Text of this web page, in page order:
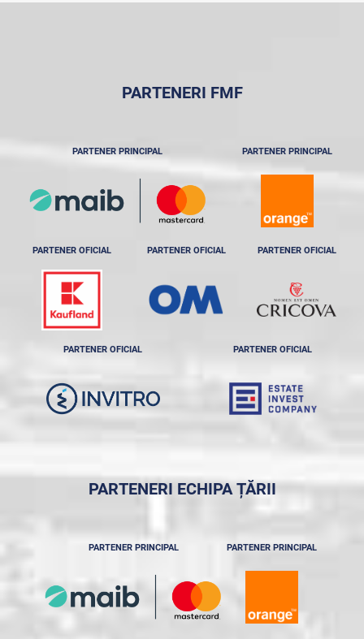
PARTENERI FMF
PARTENER PRINCIPAL PARTENER PRINCIPAL
PARTENER OFICIAL PARTENER OFICIAL PARTENER OFICIAL
PARTENER OFICIAL PARTENER OFICIAL
PARTENERI ECHIPA ȚĂRII
PARTENER PRINCIPAL PARTENER PRINCIPAL